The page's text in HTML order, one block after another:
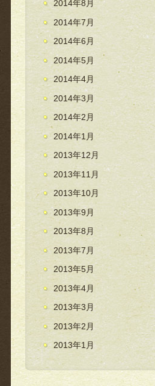
2014年8月
2014年7月
2014年6月
2014年5月
2014年4月
2014年3月
2014年2月
2014年1月
2013年12月
2013年11月
2013年10月
2013年9月
2013年8月
2013年7月
2013年5月
2013年4月
2013年3月
2013年2月
2013年1月